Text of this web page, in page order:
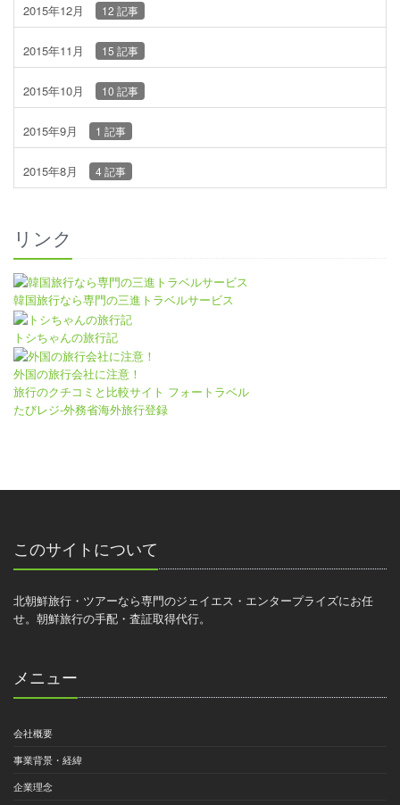
2015年12月 12 記事
2015年11月 15 記事
2015年10月 10 記事
2015年9月 1 記事
2015年8月 4 記事
リンク
韓国旅行なら専門の三進トラベルサービス
トシちゃんの旅行記
外国の旅行会社に注意！
旅行のクチコミと比較サイト フォートラベル
たびレジ-外務省海外旅行登録
このサイトについて
北朝鮮旅行・ツアーなら専門のジェイエス・エンタープライズにお任
せ。朝鮮旅行の手配・査証取得代行。
メニュー
会社概要
事業背景・経緯
企業理念